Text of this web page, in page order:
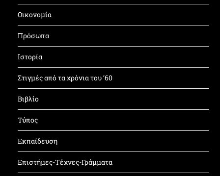
Οικονομία
Πρόσωπα
Ιστορία
Στιγμές από τα χρόνια του ’60
Βιβλίο
Τύπος
Εκπαίδευση
Επιστήμες-Τέχνες-Γράμματα